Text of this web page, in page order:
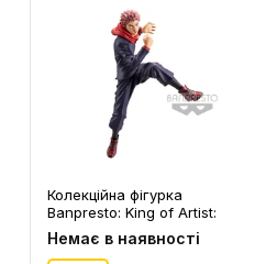
Колекційна фігурка
Banpresto: King of Artist:
Jujutsu Kaisen: Yuji Itadori,
(184488)
Немає в наявності